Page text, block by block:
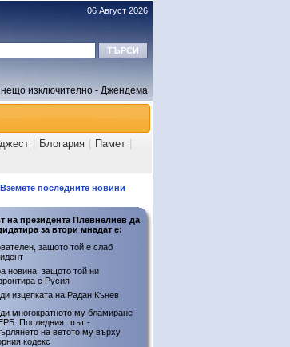
06 Август 2026
изключително - Джендема
Блогария Памет
Вземете последните новини
на президента Плевнелиев да
за втори мнадат е:
защото той е слаб
новина, защото той ни
с Русия
изцепката на Радан Кънев
многократното му бламиране
Последният път -
на ветото му върху
кодекс